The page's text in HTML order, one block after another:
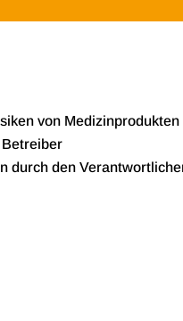
von Medizinprodukten
durch den